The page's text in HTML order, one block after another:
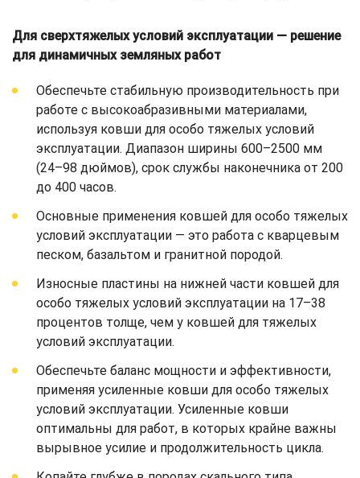
Для сверхтяжелых условий эксплуатации — решение
для динамичных земляных работ
Обеспечьте стабильную производительность при
работе с высокоабразивными материалами,
используя ковши для особо тяжелых условий
эксплуатации. Диапазон ширины 600–2500 мм
(24–98 дюймов), срок службы наконечника от 200
до 400 часов.
Основные применения ковшей для особо тяжелых
условий эксплуатации — это работа с кварцевым
песком, базальтом и гранитной породой.
Износные пластины на нижней части ковшей для
особо тяжелых условий эксплуатации на 17–38
процентов толще, чем у ковшей для тяжелых
условий эксплуатации.
Обеспечьте баланс мощности и эффективности,
применяя усиленные ковши для особо тяжелых
условий эксплуатации. Усиленные ковши
оптимальны для работ, в которых крайне важны
вырывное усилие и продолжительность цикла.